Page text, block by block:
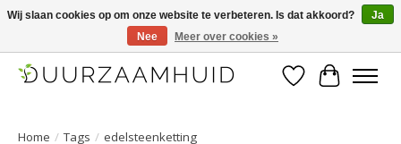
Duurzaamhuid, uw duurzame weg naar een mooie, gezonde huid.
Verlanglijst
Home / Tags / edelsteenketting
Wij slaan cookies op om onze website te verbeteren. Is dat akkoord?
Ja
Nee
Meer over cookies »